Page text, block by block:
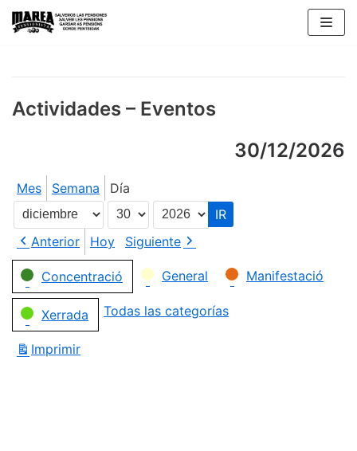
Saltar
Actividades – Eventos
30/12/2026
Mes Semana Día
Mes
Día
Año
Anterior
Hoy
Siguiente
Categorías
Concentració General Manifestació
Xerrada Todas las categorías
Imprimir